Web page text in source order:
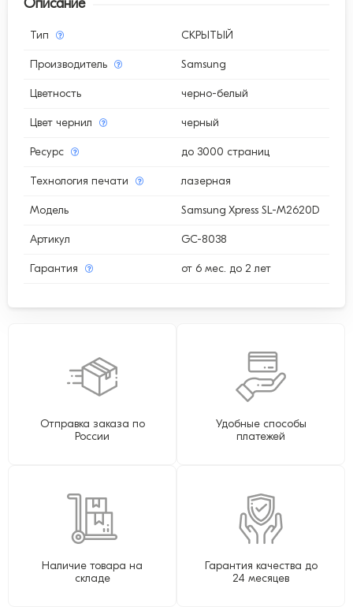
Описание
Тип СКРЫТЫЙ
Производитель Samsung
Цветность черно-белый
Цвет чернил черный
Ресурс до 3000 страниц
Технология печати лазерная
Модель Samsung Xpress SL-M2620D
Артикул GC-8038
Гарантия от 6 мес. до 2 лет
Отправка заказа по
России
Удобные способы
платежей
Наличие товара на
складе
Гарантия качества до
24 месяцев